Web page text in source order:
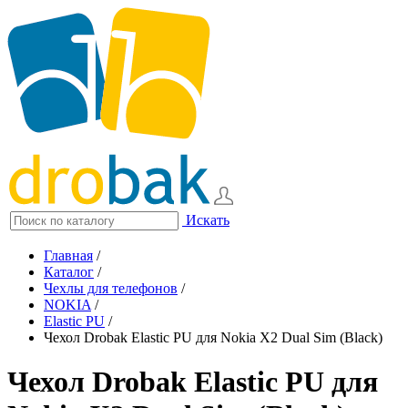
Искать
Главная /
Каталог /
Чехлы для телефонов /
NOKIA /
Elastic PU /
Чехол Drobak Elastic PU для Nokia X2 Dual Sim (Black)
Чехол Drobak Elastic PU для